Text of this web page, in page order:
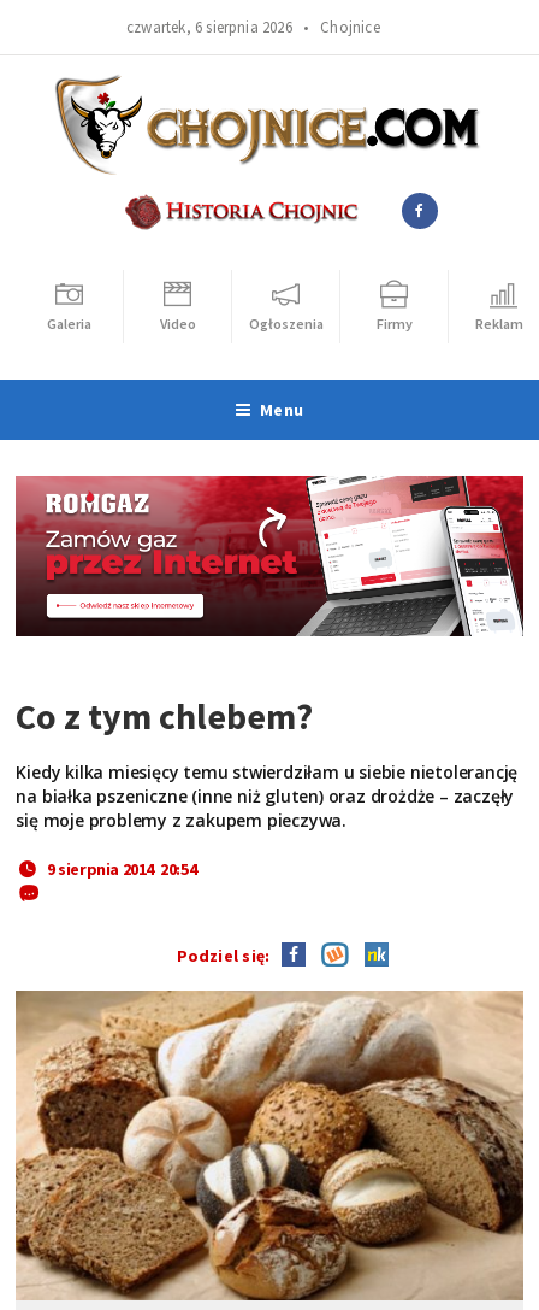
czwartek, 6 sierpnia 2026 • Chojnice
Galeria Video Ogłoszenia Firmy Reklama
Menu
Co z tym chlebem?
Kiedy kilka miesięcy temu stwierdziłam u siebie nietolerancję
na białka pszeniczne (inne niż gluten) oraz drożdże – zaczęły
się moje problemy z zakupem pieczywa.
9 sierpnia 2014 20:54
Podziel się: